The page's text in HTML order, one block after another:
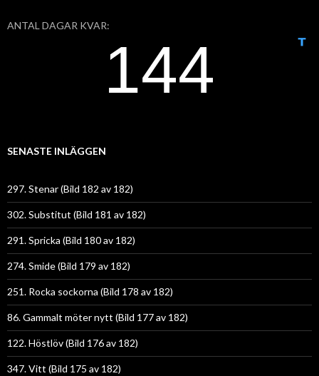
ANTAL DAGAR KVAR:
SENASTE INLÄGGEN
297. Stenar (Bild 182 av 182)
302. Substitut (Bild 181 av 182)
291. Spricka (Bild 180 av 182)
274. Smide (Bild 179 av 182)
251. Rocka sockorna (Bild 178 av 182)
86. Gammalt möter nytt (Bild 177 av 182)
122. Höstlöv (Bild 176 av 182)
347. Vitt (Bild 175 av 182)